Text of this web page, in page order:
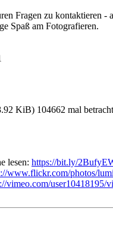
Fragen zu kontaktieren -
Spaß am Fotografieren.
KiB) 104662 mal
lesen: https://bit.ly/
www.flickr.com/photos/
vimeo.com/user10418195/